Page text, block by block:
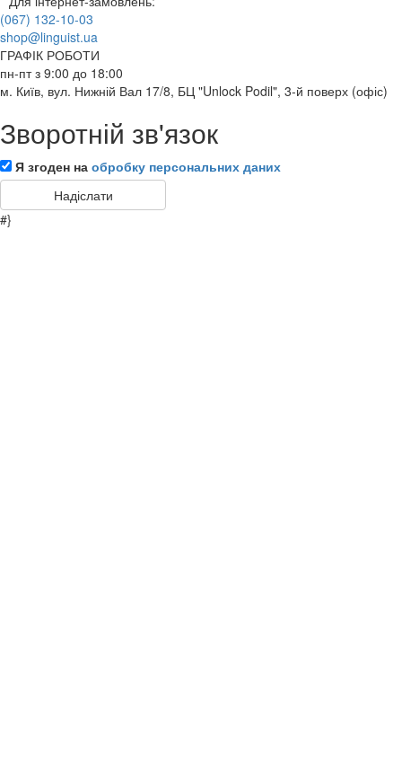
(067) 132-10-03
shop@linguist.ua
ГРАФІК РОБОТИ
пн-пт з 9:00 до 18:00
м. Київ, вул. Нижній Вал 17/8, БЦ "Unlock Podil", 3-й поверх (офіс)
Зворотній зв'язок
Я згоден на обробку персональних даних
#}